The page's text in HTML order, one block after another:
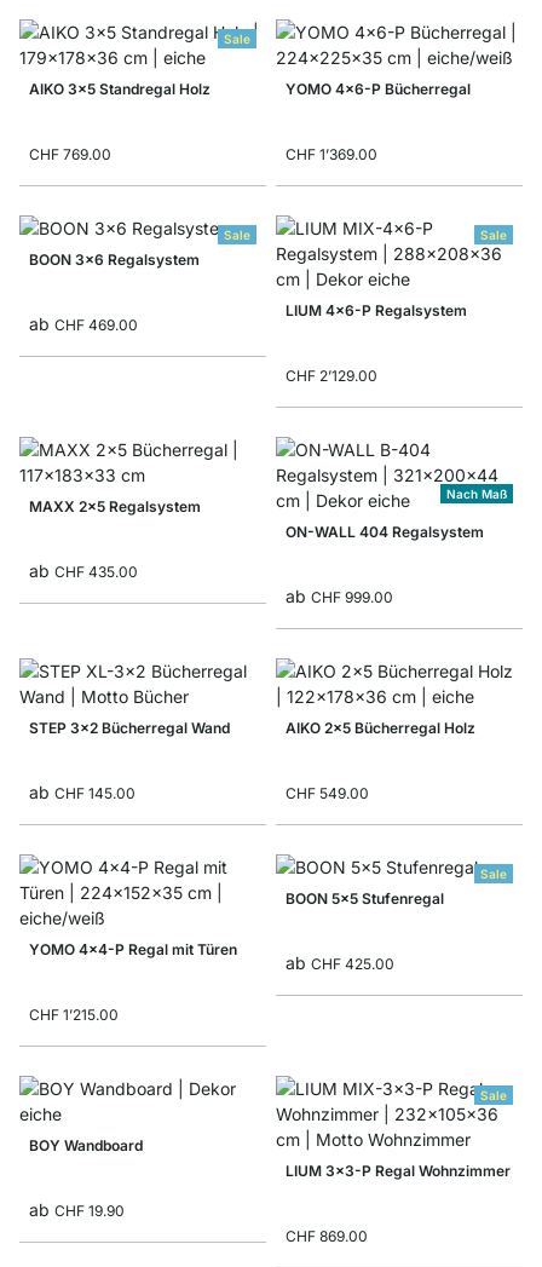
Sale
AIKO 3x5 Standregal Holz
CHF 769.00
YOMO 4x6-P Bücherregal
CHF 1’369.00
Sale
BOON 3x6 Regalsystem
ab CHF 469.00
Sale
LIUM 4x6-P Regalsystem
CHF 2’129.00
MAXX 2x5 Regalsystem
ab CHF 435.00
Nach Maß
ON-WALL 404 Regalsystem
ab CHF 999.00
STEP 3x2 Bücherregal Wand
ab CHF 145.00
AIKO 2x5 Bücherregal Holz
CHF 549.00
YOMO 4x4-P Regal mit Türen
CHF 1’215.00
Sale
BOON 5x5 Stufenregal
ab CHF 425.00
BOY Wandboard
ab CHF 19.90
Sale
LIUM 3x3-P Regal Wohnzimmer
CHF 869.00